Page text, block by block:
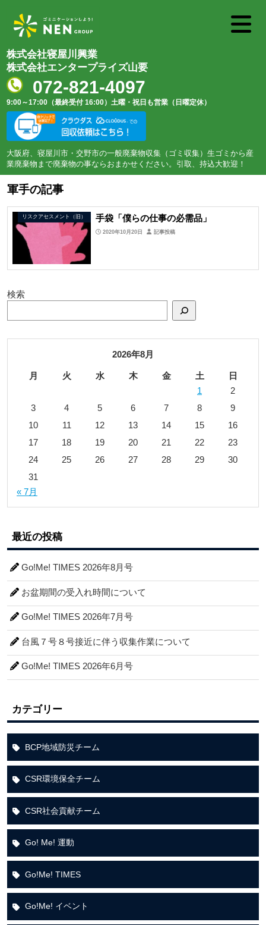
株式会社寝屋川興業
株式会社エンタープライズ山要
072-821-4097
9:00～17:00（最終受付 16:00） 土曜・祝日も営業（日曜定休）
大阪府、寝屋川市・交野市の一般廃棄物収集（ゴミ収集）生ゴミから産
業廃棄物まで廃棄物の事ならおまかせください。引取、持込大歓迎！
軍手の記事
リスクアセスメント（旧） 手袋「僕らの仕事の必需品」
2020年10月20日 記事投稿
検索
2026年8月
月 火 水 木 金 土
日
1
2
3
4 5 6 7 8
9
10
11 12 13 14 15
16
17
18 19 20 21 22
23
24
25 26 27 28 29
30
31
« 7月
最近の投稿
Go!Me! TIMES 2026年8月号
お盆期間の受入れ時間について
Go!Me! TIMES 2026年7月号
台風７号８号接近に伴う収集作業について
Go!Me! TIMES 2026年6月号
カテゴリー
BCP地域防災チーム
CSR環境保全チーム
CSR社会貢献チーム
Go! Me! 運動
Go!Me! TIMES
Go!Me! イベント